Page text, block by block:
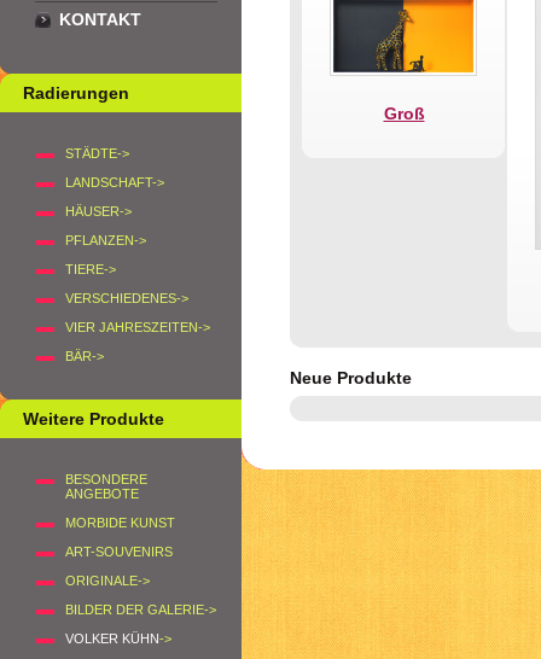
KONTAKT
Radierungen
STÄDTE->
LANDSCHAFT->
HÄUSER->
PFLANZEN->
TIERE->
VERSCHIEDENES->
VIER JAHRESZEITEN->
BÄR->
Weitere Produkte
BESONDERE
ANGEBOTE
MORBIDE KUNST
ART-SOUVENIRS
ORIGINALE->
BILDER DER GALERIE->
VOLKER KÜHN->
Groß
Neue Produkte